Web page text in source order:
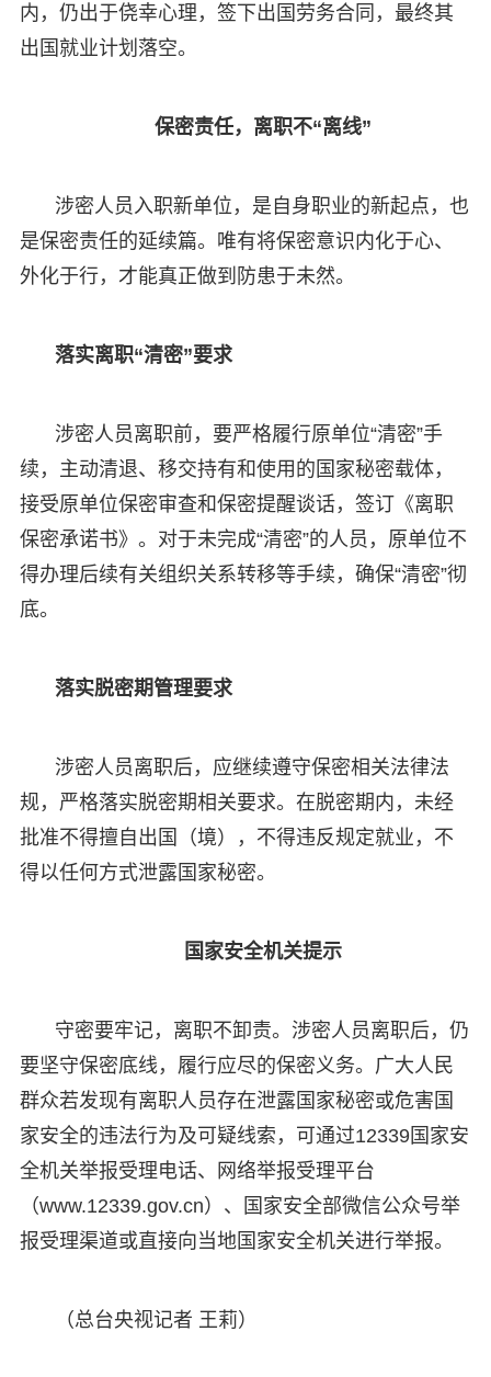
内，仍出于侥幸心理，签下出国劳务合同，最终其
出国就业计划落空。
保密责任，离职不“离线”
涉密人员入职新单位，是自身职业的新起点，也
是保密责任的延续篇。唯有将保密意识内化于心、
外化于行，才能真正做到防患于未然。
落实离职“清密”要求
涉密人员离职前，要严格履行原单位“清密”手
续，主动清退、移交持有和使用的国家秘密载体，
接受原单位保密审查和保密提醒谈话，签订《离职
保密承诺书》。对于未完成“清密”的人员，原单位不
得办理后续有关组织关系转移等手续，确保“清密”彻
底。
落实脱密期管理要求
涉密人员离职后，应继续遵守保密相关法律法
规，严格落实脱密期相关要求。在脱密期内，未经
批准不得擅自出国（境），不得违反规定就业，不
得以任何方式泄露国家秘密。
国家安全机关提示
守密要牢记，离职不卸责。涉密人员离职后，仍
要坚守保密底线，履行应尽的保密义务。广大人民
群众若发现有离职人员存在泄露国家秘密或危害国
家安全的违法行为及可疑线索，可通过12339国家安
全机关举报受理电话、网络举报受理平台
（www.12339.gov.cn）、国家安全部微信公众号举
报受理渠道或直接向当地国家安全机关进行举报。
（总台央视记者 王莉）